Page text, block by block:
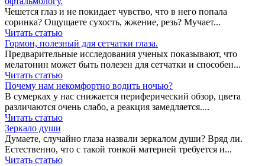
Чешется глаз и не покидает чувство, что в него попала
соринка? Ощущаете сухость, жжение, резь? Мучает...
Читать статью
Гормон, полезный для сетчатки глаза.
Предварительные исследования ученых показывают, что
мелатонин может быть полезен для сетчатки и способен...
Читать статью
Почему нам некомфортно водить ночью?
В сумерках у нас снижается периферический обзор, цвета
различаются очень слабо, а реакция замедляется....
Читать статью
Зеркало души
Думаете, случайно глаза назвали зеркалом души? Вряд ли.
Естественно, что с такой тонкой материей требуется и...
Читать статью